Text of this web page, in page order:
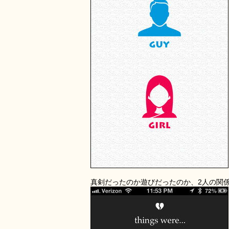
真剣だったのか遊びだったのか、2人の関